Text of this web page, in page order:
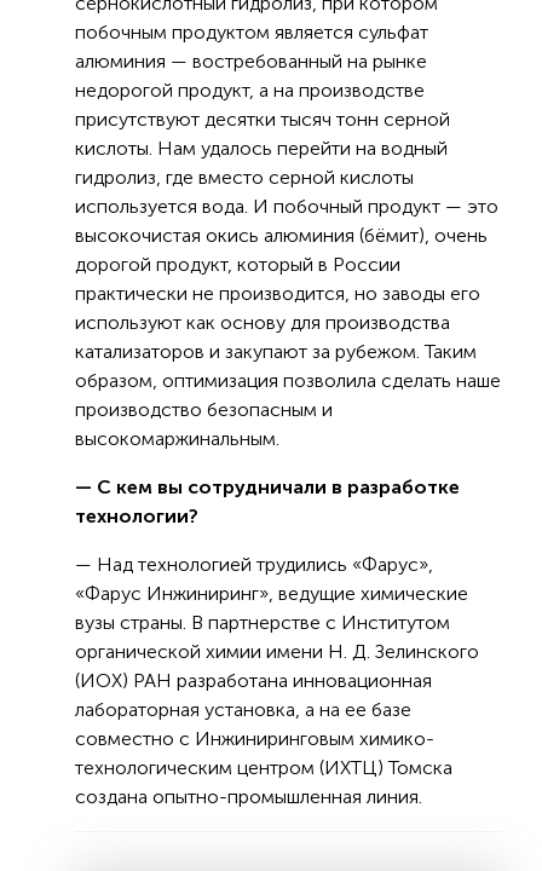
побочным продуктом является сульфат
алюминия — востребованный на рынке
недорогой продукт, а на производстве
присутствуют десятки тысяч тонн серной
кислоты. Нам удалось перейти на водный
гидролиз, где вместо серной кислоты
используется вода. И побочный продукт — это
высокочистая окись алюминия (бёмит), очень
дорогой продукт, который в России
практически не производится, но заводы его
используют как основу для производства
катализаторов и закупают за рубежом. Таким
образом, оптимизация позволила сделать наше
производство безопасным и
высокомаржинальным.
— С кем вы сотрудничали в разработке
технологии?
— Над технологией трудились «Фарус»,
«Фарус Инжиниринг», ведущие химические
вузы страны. В партнерстве с Институтом
органической химии имени Н. Д. Зелинского
(ИОХ) РАН разработана инновационная
лабораторная установка, а на ее базе
совместно с Инжиниринговым химико-
технологическим центром (ИХТЦ) Томска
создана опытно-промышленная линия.